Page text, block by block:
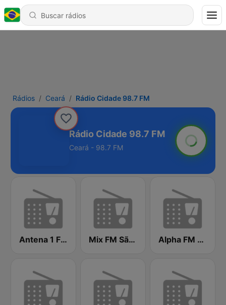
Rádios Ceará Rádio Cidade 98.7 FM
Rádio Cidade 98.7 FM
Ceará - 98.7 FM
Antena 1 FM Mix FM São Paulo Alpha FM 101.7